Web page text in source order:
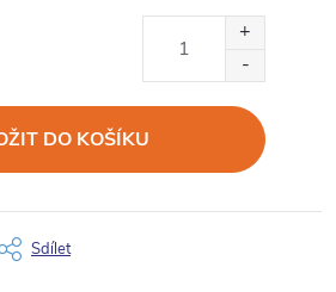
DO KOŠÍKU
Sdílet